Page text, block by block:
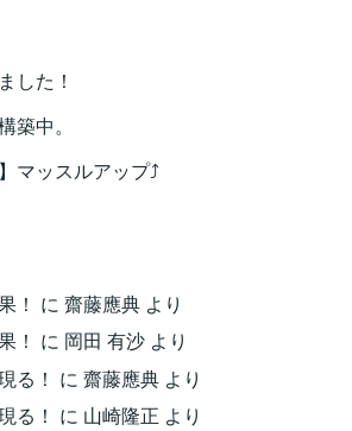
した！
築中。
マッスルアップ⤴️
！ に齋藤應典 より
！ に 岡田 有沙 より
る！ に齋藤應典 より
る！ に 山崎隆正 より